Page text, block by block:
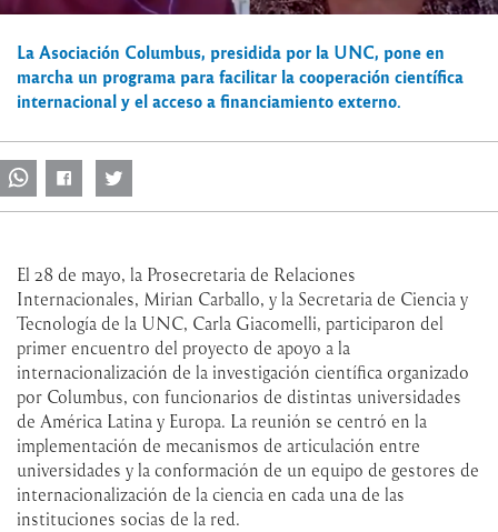
La Asociación Columbus, presidida por la UNC, pone en
marcha un programa para facilitar la cooperación científica
internacional y el acceso a financiamiento externo.
El 28 de mayo, la Prosecretaria de Relaciones
Internacionales, Mirian Carballo, y la Secretaria de Ciencia y
Tecnología de la UNC, Carla Giacomelli, participaron del
primer encuentro del proyecto de apoyo a la
internacionalización de la investigación científica organizado
por Columbus, con funcionarios de distintas universidades
de América Latina y Europa. La reunión se centró en la
implementación de mecanismos de articulación entre
universidades y la conformación de un equipo de gestores de
internacionalización de la ciencia en cada una de las
instituciones socias de la red.